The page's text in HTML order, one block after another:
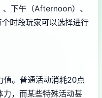
下午（Afternoon）、
时段玩家可以选择进行
值。普通活动消耗20点
，而某些特殊活动甚